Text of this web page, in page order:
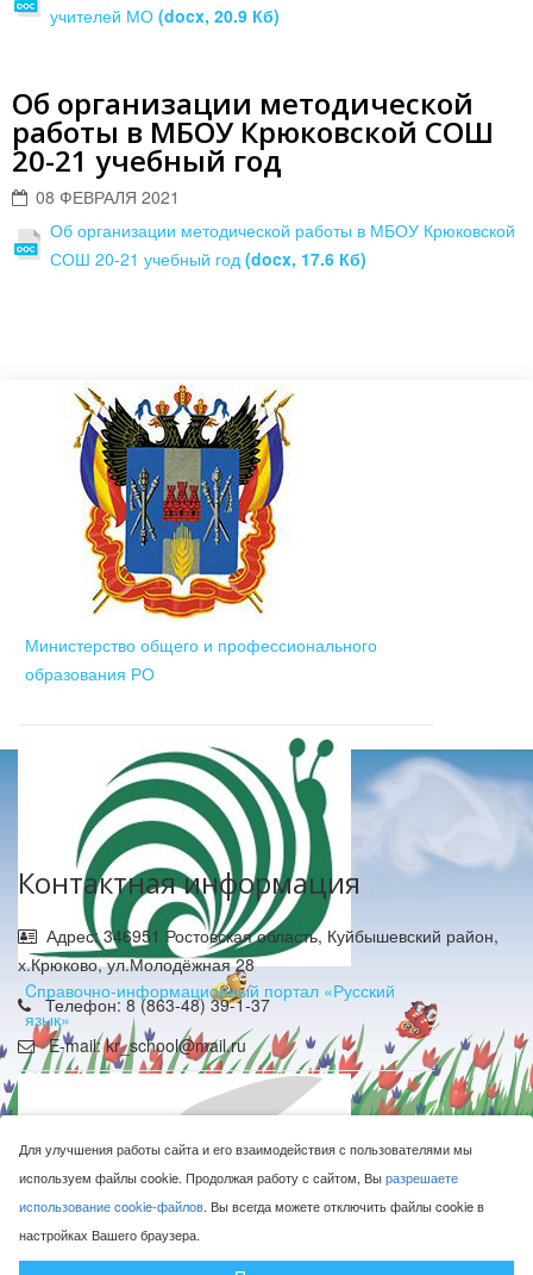
учителей МО (docx, 20.9 Кб)
Об организации методической
работы в МБОУ Крюковской СОШ
20-21 учебный год
08 ФЕВРАЛЯ 2021
Об организации методической работы в МБОУ Крюковской
СОШ 20-21 учебный год (docx, 17.6 Кб)
Министерство общего и профессионального
образования РО
Cправочно-информационный портал «Русский
язык»
Контактная информация
Адрес: 346951 Ростовская область, Куйбышевский район,
х.Крюково, ул.Молодёжная 28
Телефон: 8 (863-48) 39-1-37
E-mail: kr_school@mail.ru
МБОУ Крюковская СОШ © 2016-2026
Сделано с ❤ в
Для улучшения работы сайта и его взаимодействия с пользователями мы
используем файлы cookie. Продолжая работу с сайтом, Выразрешаете
использование cookie-файлов. Вы всегда можете отключить файлы cookie в
настройках Вашего браузера.